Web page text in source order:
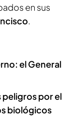
en sus
.
el General
peligros por el
biológicos